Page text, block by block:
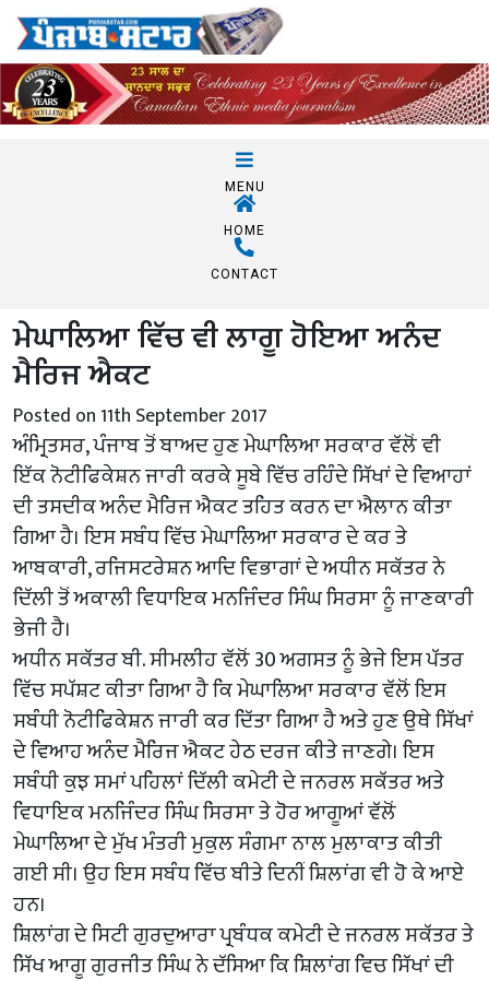
MENU
HOME
CONTACT
ਮੇਘਾਲਿਆ ਵਿੱਚ ਵੀ ਲਾਗੂ ਹੋਇਆ ਅਨੰਦ
ਮੈਰਿਜ ਐਕਟ
Posted on 11th September 2017
ਅੰਮ੍ਰਿਤਸਰ, ਪੰਜਾਬ ਤੋਂ ਬਾਅਦ ਹੁਣ ਮੇਘਾਲਿਆ ਸਰਕਾਰ ਵੱਲੋਂ ਵੀ
ਇੱਕ ਨੋਟੀਫਿਕੇਸ਼ਨ ਜਾਰੀ ਕਰਕੇ ਸੂਬੇ ਵਿੱਚ ਰਹਿੰਦੇ ਸਿੱਖਾਂ ਦੇ ਵਿਆਹਾਂ
ਦੀ ਤਸਦੀਕ ਅਨੰਦ ਮੈਰਿਜ ਐਕਟ ਤਹਿਤ ਕਰਨ ਦਾ ਐਲਾਨ ਕੀਤਾ
ਗਿਆ ਹੈ। ਇਸ ਸਬੰਧ ਵਿੱਚ ਮੇਘਾਲਿਆ ਸਰਕਾਰ ਦੇ ਕਰ ਤੇ
ਆਬਕਾਰੀ, ਰਜਿਸਟਰੇਸ਼ਨ ਆਦਿ ਵਿਭਾਗਾਂ ਦੇ ਅਧੀਨ ਸਕੱਤਰ ਨੇ
ਦਿੱਲੀ ਤੋਂ ਅਕਾਲੀ ਵਿਧਾਇਕ ਮਨਜਿੰਦਰ ਸਿੰਘ ਸਿਰਸਾ ਨੂੰ ਜਾਣਕਾਰੀ
ਭੇਜੀ ਹੈ।
ਅਧੀਨ ਸਕੱਤਰ ਬੀ. ਸੀਮਲੀਹ ਵੱਲੋਂ 30 ਅਗਸਤ ਨੂੰ ਭੇਜੇ ਇਸ ਪੱਤਰ
ਵਿੱਚ ਸਪੱਸ਼ਟ ਕੀਤਾ ਗਿਆ ਹੈ ਕਿ ਮੇਘਾਲਿਆ ਸਰਕਾਰ ਵੱਲੋਂ ਇਸ
ਸਬੰਧੀ ਨੋਟੀਫਿਕੇਸ਼ਨ ਜਾਰੀ ਕਰ ਦਿੱਤਾ ਗਿਆ ਹੈ ਅਤੇ ਹੁਣ ਉਥੇ ਸਿੱਖਾਂ
ਦੇ ਵਿਆਹ ਅਨੰਦ ਮੈਰਿਜ ਐਕਟ ਹੇਠ ਦਰਜ ਕੀਤੇ ਜਾਣਗੇ। ਇਸ
ਸਬੰਧੀ ਕੁਝ ਸਮਾਂ ਪਹਿਲਾਂ ਦਿੱਲੀ ਕਮੇਟੀ ਦੇ ਜਨਰਲ ਸਕੱਤਰ ਅਤੇ
ਵਿਧਾਇਕ ਮਨਜਿੰਦਰ ਸਿੰਘ ਸਿਰਸਾ ਤੇ ਹੋਰ ਆਗੂਆਂ ਵੱਲੋਂ
ਮੇਘਾਲਿਆ ਦੇ ਮੁੱਖ ਮੰਤਰੀ ਮੁਕੁਲ ਸੰਗਮਾ ਨਾਲ ਮੁਲਾਕਾਤ ਕੀਤੀ
ਗਈ ਸੀ। ਉਹ ਇਸ ਸਬੰਧ ਵਿੱਚ ਬੀਤੇ ਦਿਨੀਂ ਸ਼ਿਲਾਂਗ ਵੀ ਹੋ ਕੇ ਆਏ
ਹਨ।
ਸ਼ਿਲਾਂਗ ਦੇ ਸਿਟੀ ਗੁਰਦੁਆਰਾ ਪ੍ਰਬੰਧਕ ਕਮੇਟੀ ਦੇ ਜਨਰਲ ਸਕੱਤਰ ਤੇ
ਸਿੱਖ ਆਗੂ ਗੁਰਜੀਤ ਸਿੰਘ ਨੇ ਦੱਸਿਆ ਕਿ ਸ਼ਿਲਾਂਗ ਵਿਚ ਸਿੱਖਾਂ ਦੀ